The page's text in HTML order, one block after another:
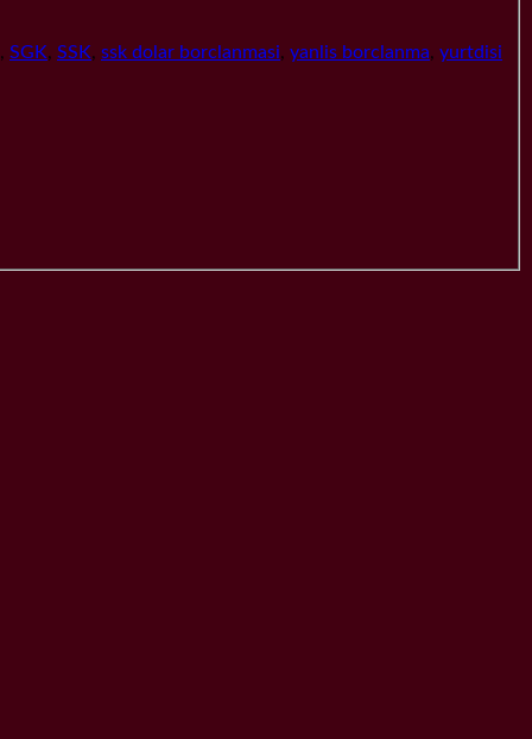
, SGK, SSK, ssk dolar borclanmasi, yanlis borclanma, yurtdisi